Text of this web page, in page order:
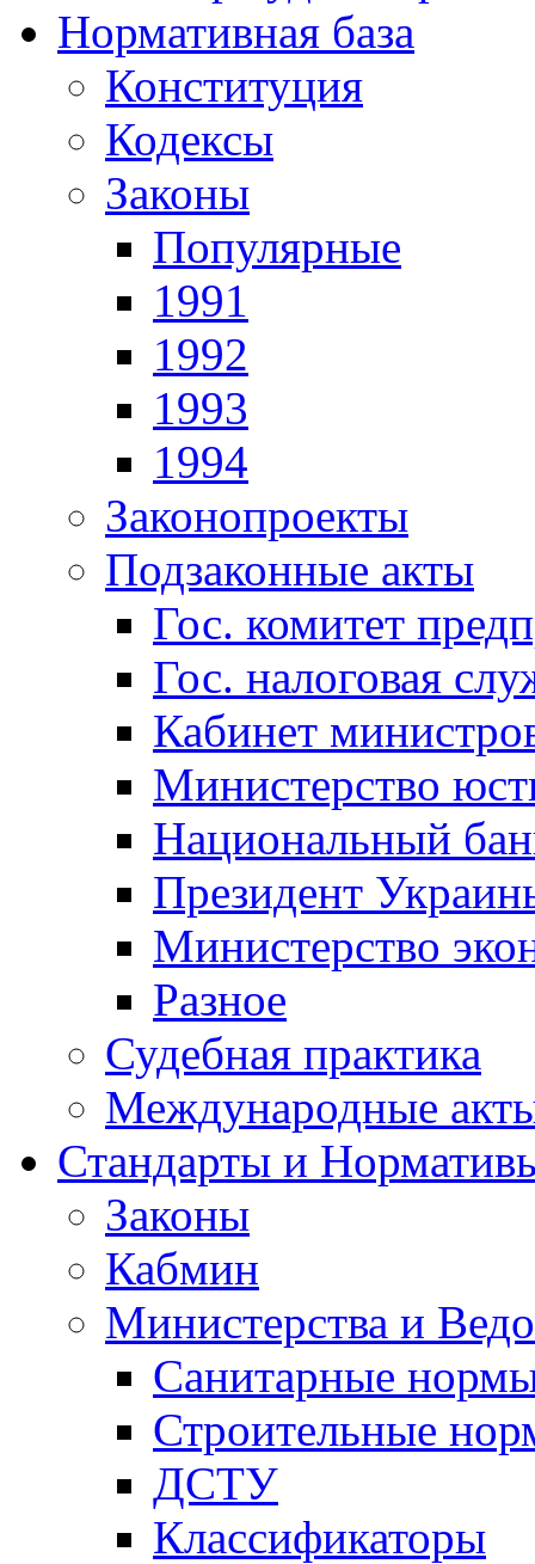
Нормативная база
Конституция
Кодексы
Законы
Популярные
1991
1992
1993
1994
Законопроекты
Подзаконные акты
Гос. комитет
Гос. налоговая
Кабинет
Министерство
Национальный
Президент
Министерство
Разное
Судебная практика
Международные
Стандарты и
Законы
Кабмин
Министерства и
Санитарные
Строительные
ДСТУ
Классификаторы